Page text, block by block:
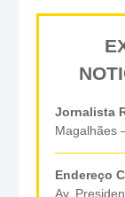
Jornalista
Magalhães
Endereço
Av.